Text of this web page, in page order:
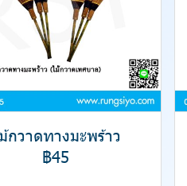
กวาดทางมะพร้าว
฿45